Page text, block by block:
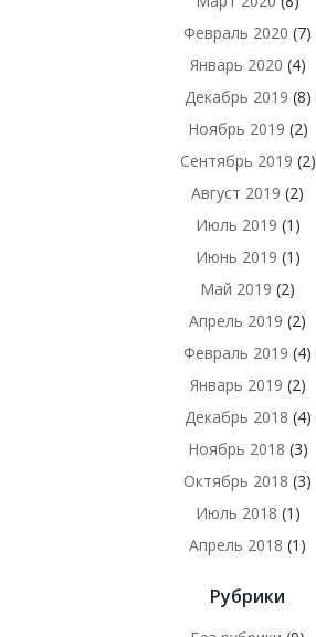
Февраль 2020 (7)
Январь 2020 (4)
Декабрь 2019 (8)
Ноябрь 2019 (2)
Сентябрь 2019 (2)
Август 2019 (2)
Июль 2019 (1)
Июнь 2019 (1)
Май 2019 (2)
Апрель 2019 (2)
Февраль 2019 (4)
Январь 2019 (2)
Декабрь 2018 (4)
Ноябрь 2018 (3)
Октябрь 2018 (3)
Июль 2018 (1)
Апрель 2018 (1)
Рубрики